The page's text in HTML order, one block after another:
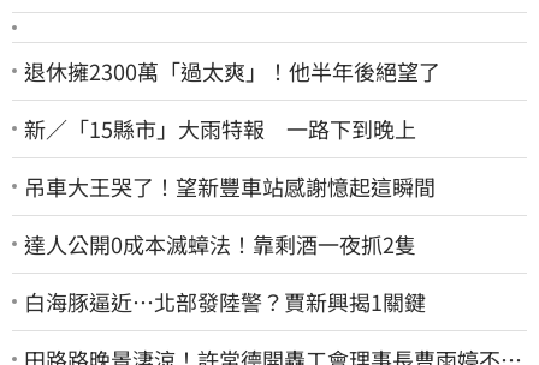
退休擁2300萬「過太爽」！他半年後絕望了
新／「15縣市」大雨特報 一路下到晚上
吊車大王哭了！望新豐車站感謝憶起這瞬間
達人公開0成本滅蟑法！靠剩酒一夜抓2隻
白海豚逼近…北部發陸警？賈新興揭1關鍵
田路路晚景淒涼！許常德開轟工會理事長曹雨婷不忍